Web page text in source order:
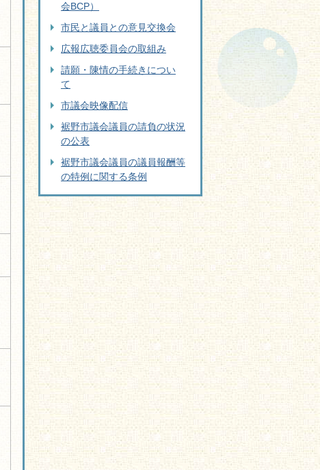
会BCP）
市民と議員との意見交換会
広報広聴委員会の取組み
請願・陳情の手続きについ
て
市議会映像配信
裾野市議会議員の請負の状況
の公表
裾野市議会議員の議員報酬等
の特例に関する条例